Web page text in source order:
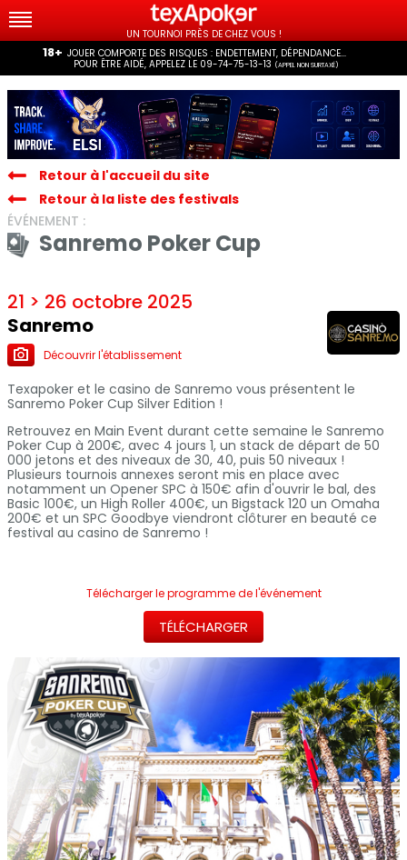
18+ JOUER COMPORTE DES RISQUES : ENDETTEMENT, DÉPENDANCE...
POUR ÊTRE AIDÉ, APPELEZ LE 09-74-75-13-13 (APPEL NON SURTAXÉ)
UN TOURNOI PRÈS DE CHEZ VOUS !
Retour à l'accueil du site
Retour à la liste des festivals
ÉVÉNEMENT :
Sanremo Poker Cup
21 > 26 octobre 2025
Sanremo
Découvrir l'établissement
Texapoker et le casino de Sanremo vous présentent le
Sanremo Poker Cup Silver Edition !
Retrouvez en Main Event durant cette semaine le Sanremo
Poker Cup à 200€, avec 4 jours 1, un stack de départ de 50
000 jetons et des niveaux de 30, 40, puis 50 niveaux !
Plusieurs tournois annexes seront mis en place avec
notamment un Opener SPC à 150€ afin d'ouvrir le bal, des
Basic 100€, un High Roller 400€, un Bigstack 120 un Omaha
200€ et un SPC Goodbye viendront clôturer en beauté ce
festival au casino de Sanremo !
Télécharger le programme de l'événement
TÉLÉCHARGER